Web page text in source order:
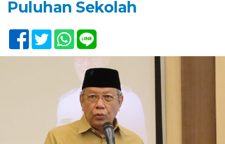
Puluhan Sekolah